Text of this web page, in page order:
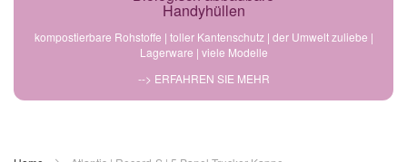
Handyhüllen
kompostierbare Rohstoffe | toller Kantenschutz | der Umwelt zuliebe |
Lagerware | viele Modelle
--> ERFAHREN SIE MEHR